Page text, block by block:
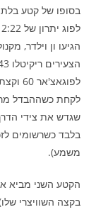
בסופו של קטע
לקחת כשההבדל
בלבד כשרשומים
משמע).
הקטע השני מביא
בקצה השוויצרי